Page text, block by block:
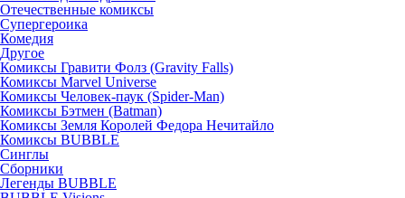
Отечественные комиксы
Супергероика
Комедия
Другое
Комиксы Гравити Фолз (Gravity Falls)
Комиксы Marvel Universe
Комиксы Человек-паук (Spider-Man)
Комиксы Бэтмен (Batman)
Комиксы Земля Королей Федора Нечитайло
Комиксы BUBBLE
Синглы
Сборники
Легенды BUBBLE